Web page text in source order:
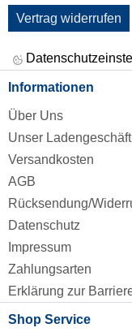
Vertrag widerrufen
Informationen
Über Uns
Unser Ladengeschäft
Versandkosten
AGB
Rücksendung/
Datenschutz
Impressum
Zahlungsarten
Erklärung zur
Shop Service